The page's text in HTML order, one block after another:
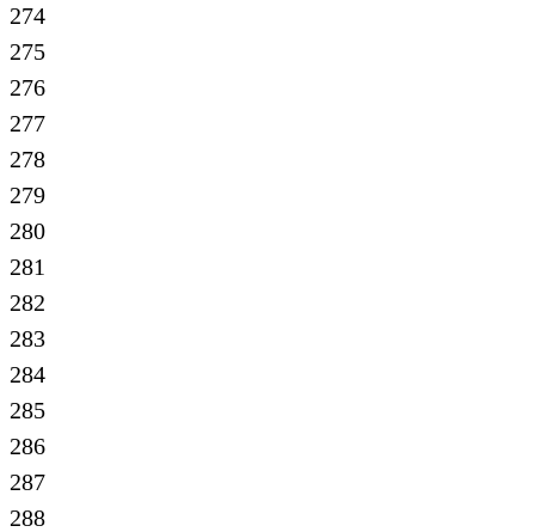
274
275
276
277
278
279
280
281
282
283
284
285
286
287
288